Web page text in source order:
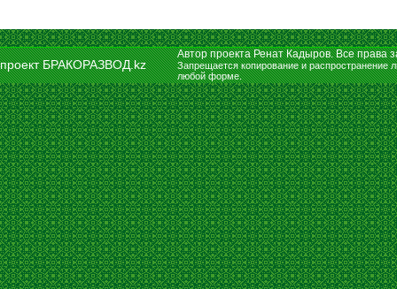
проект БРАКОРАЗВОД.kz
Автор проекта Ренат Кадыров. Все права
Запрещается копирование и распространение
любой форме.